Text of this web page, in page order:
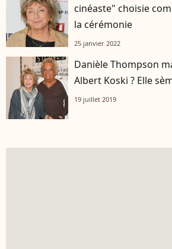
cinéaste" choisie
la cérémonie
25 janvier 2022
Danièle Thompson
Albert Koski ? Elle
19 juillet 2019